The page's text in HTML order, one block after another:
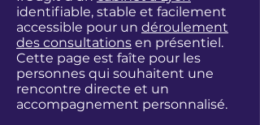
identifiable, stable et facilement
accessible pour un déroulement
des consultations en présentiel.
Cette page est faîte pour les
personnes qui souhaitent une
rencontre directe et un
accompagnement personnalisé.